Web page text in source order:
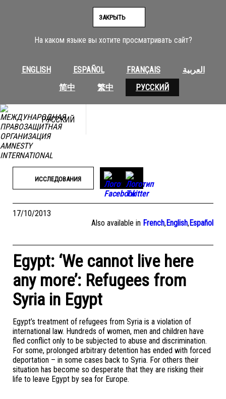
На каком языке вы хотите просматривать сайт?
ENGLISH ESPAÑOL FRANÇAIS
العربية
简中
繁中 РУССКИЙ
ЗАКРЫТЬ
РУССКИЙ
ИССЛЕДОВАНИЯ
17/10/2013
Also available in French,English,Español
Egypt: ‘We cannot live here
any more’: Refugees from
Syria in Egypt
Egypt’s treatment of refugees from Syria is a violation of
international law. Hundreds of women, men and children have
fled conflict only to be subjected to abuse and discrimination.
For some, prolonged arbitrary detention has ended with forced
deportation – in some cases back to Syria. For others their
situation has become so desperate that they are risking their
life to leave Egypt by sea for Europe.